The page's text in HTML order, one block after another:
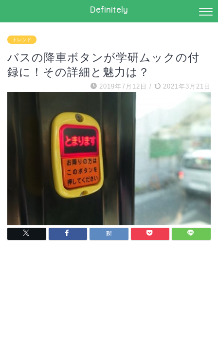
Definitely
トレンド
バスの降車ボタンが学研ムックの付
録に！その詳細と魅力は？
2019年7月12日 / 2021年3月21日